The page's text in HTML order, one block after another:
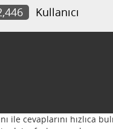
Kullanıcı
cevaplarını hızlıca